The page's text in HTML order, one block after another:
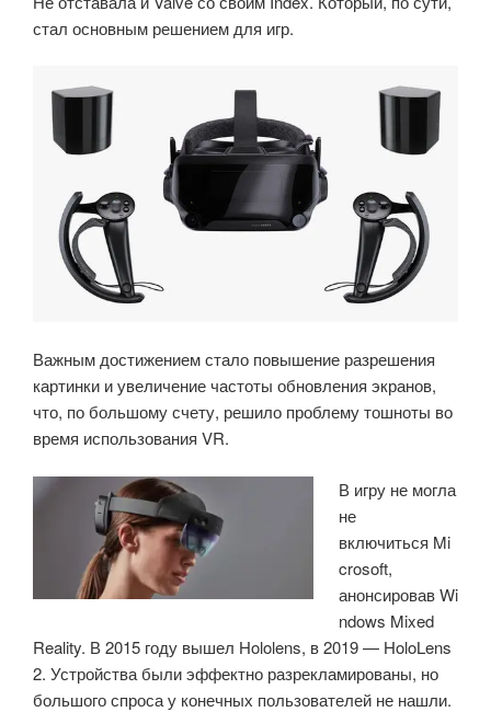
стал основным решением для игр.
Важным достижением стало повышение разрешения
картинки и увеличение частоты обновления экранов,
что, по большому счету, решило проблему тошноты во
время использования VR.
В игру не могла
не
включиться Mi
crosoft,
анонсировав Wi
ndows Mixed
Reality. В 2015 году вышел Hololens, в 2019 — HoloLens
2. Устройства были эффектно разрекламированы, но
большого спроса у конечных пользователей не нашли.